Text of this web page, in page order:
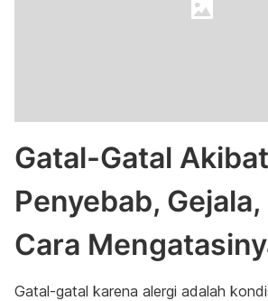
Gatal-Gatal
Penyebab, Gejala,
Cara
Gatal-gatal karena alergi adalah